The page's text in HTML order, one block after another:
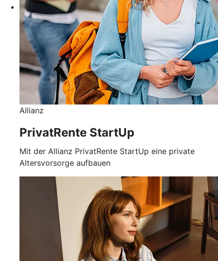
Allianz
PrivatRente StartUp
Mit der Allianz PrivatRente StartUp eine private
Altersvorsorge aufbauen